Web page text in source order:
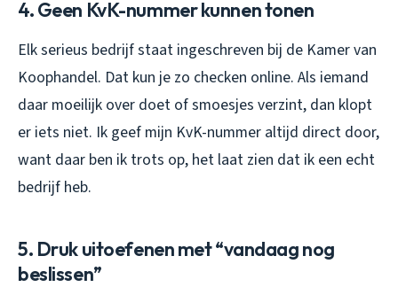
4. Geen KvK-nummer kunnen tonen
Elk serieus bedrijf staat ingeschreven bij de Kamer van
Koophandel. Dat kun je zo checken online. Als iemand
daar moeilijk over doet of smoesjes verzint, dan klopt
er iets niet. Ik geef mijn KvK-nummer altijd direct door,
want daar ben ik trots op, het laat zien dat ik een echt
bedrijf heb.
5. Druk uitoefenen met “vandaag nog
beslissen”